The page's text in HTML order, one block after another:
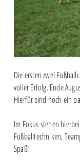
Die ersten zwei
voller Erfolg. Ende
Hierfür sind noch ein
Im Fokus stehen
Fußballtechniken,
Spaß!